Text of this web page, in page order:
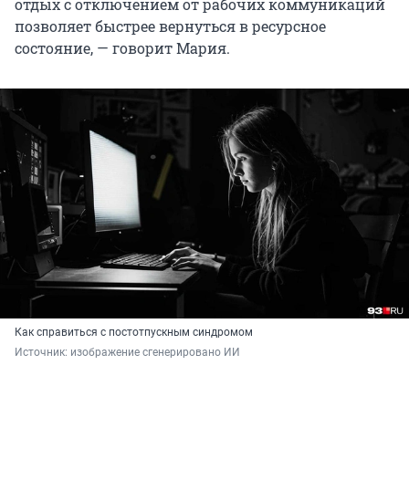
отдых с отключением от рабочих коммуникаций
позволяет быстрее вернуться в ресурсное
состояние, — говорит Мария.
Как справиться с постотпускным синдромом
Источник: изображение сгенерировано ИИ